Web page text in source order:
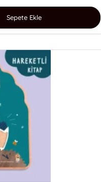
Sepete Ekle